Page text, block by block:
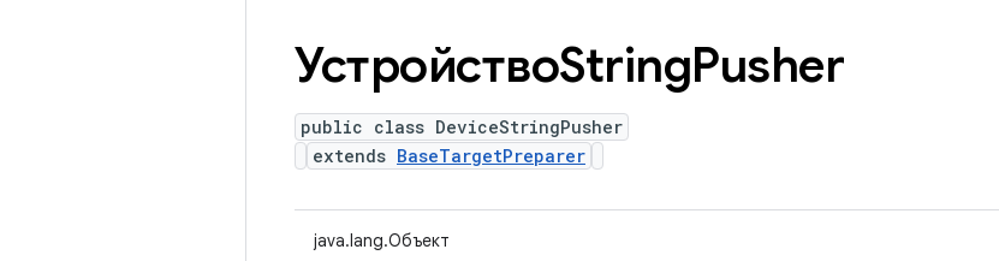
УстройствоStringPusher
public class DeviceStringPusher
extends BaseTargetPreparer
java.lang.Объект